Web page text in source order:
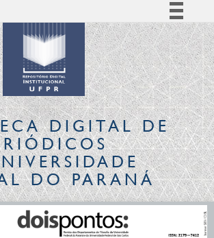
Simplifique!
Comunica BR
Participe
Acesso à informação
Legislação
Canais
DIGITALDE
DO PARANÁ